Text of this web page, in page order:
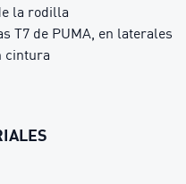
la rodilla
T7 de PUMA, en laterales
cintura